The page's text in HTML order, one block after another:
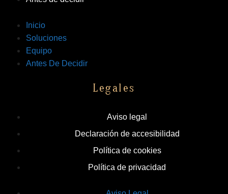
Inicio
Soluciones
Equipo
Antes De Decidir
Legales
Aviso legal
Declaración de accesibilidad
Política de cookies
Política de privacidad